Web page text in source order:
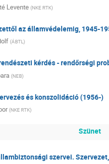
Levente (NKE RTK)
az államvédelemig, 1945-
(ÁBTL)
kérdés - rendőrségi
(NEB)
és konszolidáció (1956-)
(NKE RTK)
Szünet
szervei.